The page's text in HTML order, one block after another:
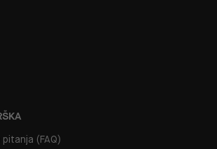
(FAQ)